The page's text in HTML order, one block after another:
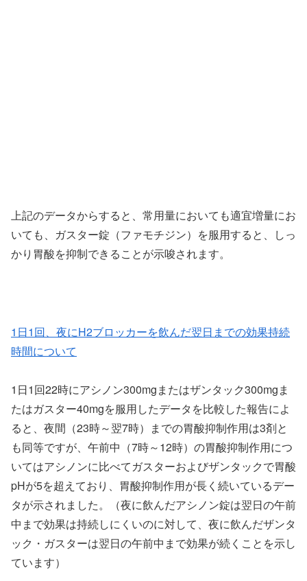
上記のデータからすると、常用量においても適宜増量にお
いても、ガスター錠（ファモチジン）を服用すると、しっ
かり胃酸を抑制できることが示唆されます。
1日1回、夜にH2ブロッカーを飲んだ翌日までの効果持続
時間について
1日1回22時にアシノン300mgまたはザンタック300mgま
たはガスター40mgを服用したデータを比較した報告によ
ると、夜間（23時～翌7時）までの胃酸抑制作用は3剤と
も同等ですが、午前中（7時～12時）の胃酸抑制作用につ
いてはアシノンに比べてガスターおよびザンタックで胃酸
pHが5を超えており、胃酸抑制作用が長く続いているデー
タが示されました。（夜に飲んだアシノン錠は翌日の午前
中まで効果は持続しにくいのに対して、夜に飲んだザンタ
ック・ガスターは翌日の午前中まで効果が続くことを示し
ています）